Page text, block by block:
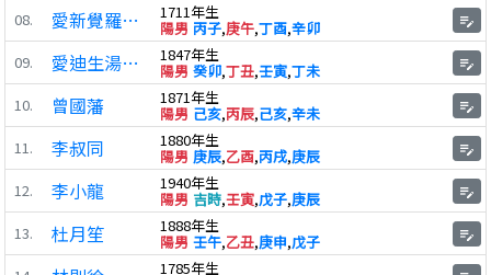
08. 愛新覺羅弘曆 1711年生
陽男 辛卯
,
丁酉
,
庚午
,
丙子 edit_note
09. 愛迪生湯瑪士 1847年生
陽男 丁未
,
壬寅
,
丁丑
,
癸卯 edit_note
10. 曾國藩 1871年生
陽男 辛未
,
己亥
,
丙辰
,
己亥 edit_note
11. 李叔同 1880年生
陽男 庚辰
,
丙戌
,
乙酉
,
庚辰 edit_note
12. 李小龍 1940年生
陽男 庚辰
,
戊子
,
壬寅
,
吉時 edit_note
13. 杜月笙 1888年生
陽男 戊子
,
庚申
,
乙丑
,
壬午 edit_note
1785年生